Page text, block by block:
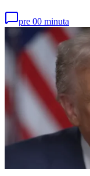
pre 00 minuta